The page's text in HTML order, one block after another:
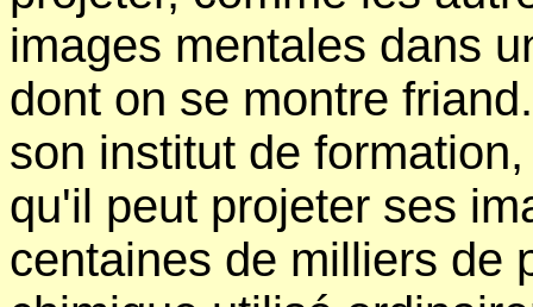
images mentales dans
dont on se montre
son institut de
qu'il peut projeter ses
centaines de milliers de